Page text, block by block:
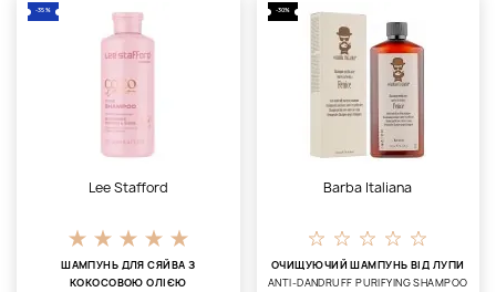
-35%
Lee Stafford
ШАМПУНЬ ДЛЯ СЯЙВА З
КОКОСОВОЮ ОЛІЄЮ
-30%
Barba Italiana
ОЧИЩУЮЧИЙ ШАМПУНЬ ВІД ЛУПИ
ANTI-DANDRUFF PURIFYING SHAMPOO